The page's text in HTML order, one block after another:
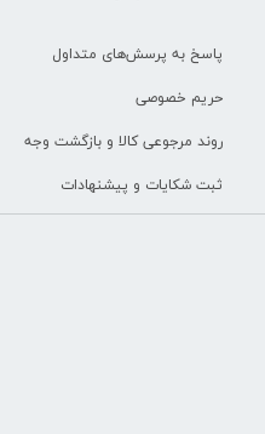
پاسخ به پرسش‌های متداول
حریم خصوصی
روند مرجوعی کالا و بازگشت وجه
ثبت شکایات و پیشنهادات